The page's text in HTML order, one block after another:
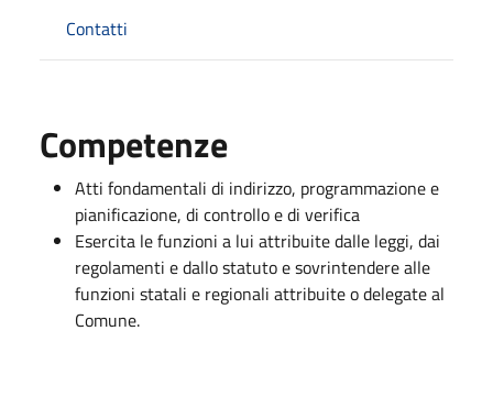
Contatti
Competenze
Atti fondamentali di indirizzo, programmazione e
pianificazione, di controllo e di verifica
Esercita le funzioni a lui attribuite dalle leggi, dai
regolamenti e dallo statuto e sovrintendere alle
funzioni statali e regionali attribuite o delegate al
Comune.